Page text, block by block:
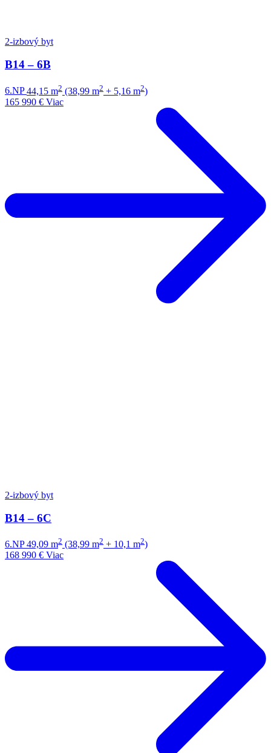
2-izbový byt
B14 – 6B
6.NP 44,15 m2 (38,99 m2 + 5,16 m2)
165 990 € Viac
2-izbový byt
B14 – 6C
6.NP 49,09 m2 (38,99 m2 + 10,1 m2)
168 990 € Viac